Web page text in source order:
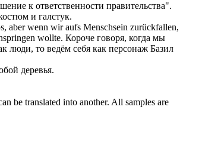
к ответственности правительства".
и галстук.
aber wenn wir aufs Menschsein zurückfallen,
wollte. Короче говоря, когда мы
то ведём себя как персонаж Базил
деревья.
be translated into another. All samples are